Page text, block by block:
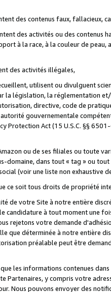
des contenus faux, fallacieux,
des activités ou des contenus
à la race, à la couleur de
des activités illégales,
utilisent ou divulguent
la législation, la réglementation
directive, code de
gouvernementale
Protection Act (15 U.S.C. §§
ou de ses filiales ou toute
domaine, dans tout « tag » ou
(voir une liste non exhaustive
ce soit tous droits de propriété
de votre Site à notre entière
candidature à tout moment une
rejetons votre demande
que déterminée à notre entière
préalable peut être
les informations contenues
Partenaires, y compris votre
Nous pouvons envoyer des